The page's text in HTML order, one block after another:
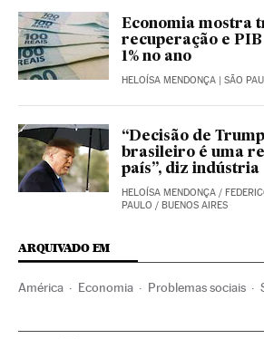
Economia mostra
recuperação e
1% no ano
HELOÍSA MENDONÇA | SÃO
“Decisão de
brasileiro é uma
país”, diz indústria
HELOÍSA MENDONÇA /
PAULO / BUENOS AIRES
ARQUIVADO EM
América Economia Problemas sociais